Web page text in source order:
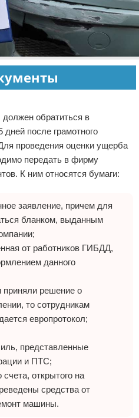
обратиться в
после грамотного
проведения оценки ущерба
передать в фирму
К ним относятся бумаги:
заявление, причем для
бланком, выданным
от работников ГИБДД,
данного
приняли решение о
то сотрудникам
европротокол;
представленные
и ПТС;
счета, открытого на
средства от
машины.